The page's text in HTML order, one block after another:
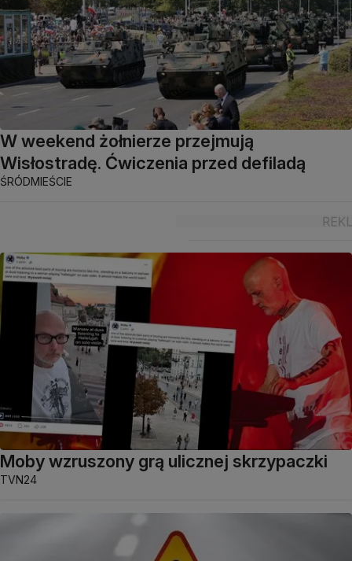
W weekend żołnierze przejmują
Wisłostradę. Ćwiczenia przed defiladą
ŚRÓDMIEŚCIE
Moby wzruszony grą ulicznej skrzypaczki
TVN24